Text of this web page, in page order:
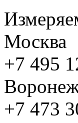
Москва
+7 495
+7 473